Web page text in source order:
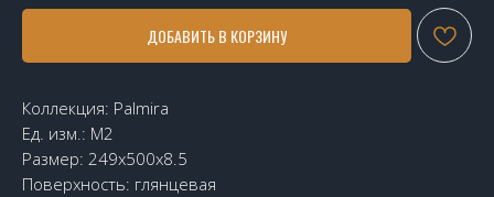
ДОБАВИТЬ В КОРЗИНУ
Коллекция: Palmira
Ед. изм.: М2
Размер: 249x500x8.5
Поверхность: глянцевая